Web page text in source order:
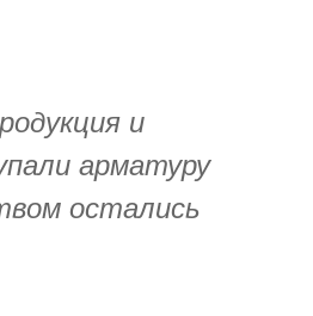
и
арматуру
остались